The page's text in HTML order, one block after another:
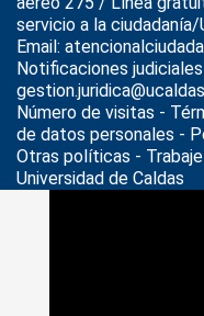
servicio a la
Email:
Notificaciones
Número de visitas -
de datos personales -
Otras políticas -
Universidad de Caldas